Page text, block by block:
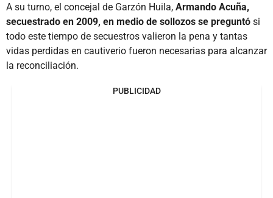
A su turno, el concejal de Garzón Huila, Armando Acuña,
secuestrado en 2009, en medio de sollozos se preguntó si
todo este tiempo de secuestros valieron la pena y tantas
vidas perdidas en cautiverio fueron necesarias para alcanzar
la reconciliación.
PUBLICIDAD